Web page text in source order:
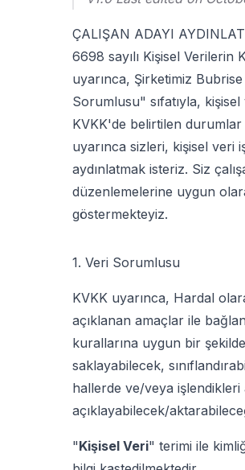
ÇALIŞAN ADAYI
6698 sayılı Kişisel
uyarınca, Şirketimiz
Sorumlusu" sıfatıyla,
KVKK'de belirtilen durumlar
uyarınca sizleri, kişisel veri
aydınlatmak isteriz. Siz
düzenlemelerine uygun
göstermekteyiz.
1. Veri Sorumlusu
KVKK uyarınca, Hardal
açıklanan amaçlar ile
kurallarına uygun bir
saklayabilecek,
hallerde ve/veya işlendikleri
açıklayabilecek/
"Kişisel Veri" terimi ile